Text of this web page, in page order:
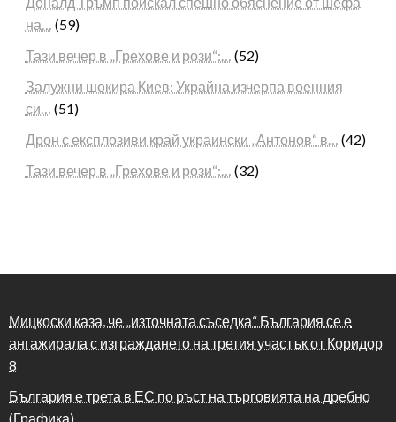
на… (59)
Тази вечер в „Грехове и рози“:… (52)
Залужни шокира Киев: Украйна изчерпа военния
си… (51)
Дрон с експлозиви край украински „Антонов“ в… (42)
Тази вечер в „Грехове и рози“:… (32)
Мицкоски каза, че „източната съседка“ България се е
ангажирала с изграждането на третия участък от Коридор
8
България е трета в ЕС по ръст на търговията на дребно
(Графика)